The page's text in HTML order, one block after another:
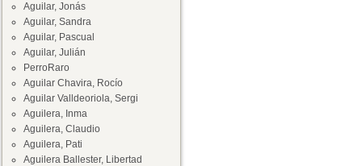
Aguilar, Jonás
Aguilar, Sandra
Aguilar, Pascual
Aguilar, Julián
PerroRaro
Aguilar Chavira, Rocío
Aguilar Valldeoriola, Sergi
Aguilera, Inma
Aguilera, Claudio
Aguilera, Pati
Aguilera Ballester, Libertad